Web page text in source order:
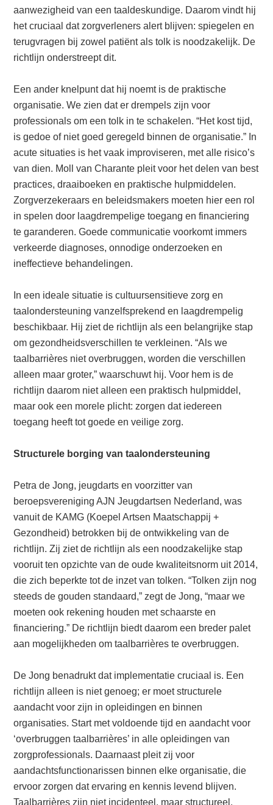
aanwezigheid van een taaldeskundige. Daarom vindt hij
het cruciaal dat zorgverleners alert blijven: spiegelen en
terugvragen bij zowel patiënt als tolk is noodzakelijk. De
richtlijn onderstreept dit.
Een ander knelpunt dat hij noemt is de praktische
organisatie. We zien dat er drempels zijn voor
professionals om een tolk in te schakelen. “Het kost tijd,
is gedoe of niet goed geregeld binnen de organisatie.” In
acute situaties is het vaak improviseren, met alle risico’s
van dien. Moll van Charante pleit voor het delen van best
practices, draaiboeken en praktische hulpmiddelen.
Zorgverzekeraars en beleidsmakers moeten hier een rol
in spelen door laagdrempelige toegang en financiering
te garanderen. Goede communicatie voorkomt immers
verkeerde diagnoses, onnodige onderzoeken en
ineffectieve behandelingen.
In een ideale situatie is cultuursensitieve zorg en
taalondersteuning vanzelfsprekend en laagdrempelig
beschikbaar. Hij ziet de richtlijn als een belangrijke stap
om gezondheidsverschillen te verkleinen. “Als we
taalbarrières niet overbruggen, worden die verschillen
alleen maar groter,” waarschuwt hij. Voor hem is de
richtlijn daarom niet alleen een praktisch hulpmiddel,
maar ook een morele plicht: zorgen dat iedereen
toegang heeft tot goede en veilige zorg.
Structurele borging van taalondersteuning
Petra de Jong, jeugdarts en voorzitter van
beroepsvereniging AJN Jeugdartsen Nederland, was
vanuit de KAMG (Koepel Artsen Maatschappij +
Gezondheid) betrokken bij de ontwikkeling van de
richtlijn. Zij ziet de richtlijn als een noodzakelijke stap
vooruit ten opzichte van de oude kwaliteitsnorm uit 2014,
die zich beperkte tot de inzet van tolken. “Tolken zijn nog
steeds de gouden standaard,” zegt de Jong, “maar we
moeten ook rekening houden met schaarste en
financiering.” De richtlijn biedt daarom een breder palet
aan mogelijkheden om taalbarrières te overbruggen.
De Jong benadrukt dat implementatie cruciaal is. Een
richtlijn alleen is niet genoeg; er moet structurele
aandacht voor zijn in opleidingen en binnen
organisaties. Start met voldoende tijd en aandacht voor
‘overbruggen taalbarrières’ in alle opleidingen van
zorgprofessionals. Daarnaast pleit zij voor
aandachtsfunctionarissen binnen elke organisatie, die
ervoor zorgen dat ervaring en kennis levend blijven.
Taalbarrières zijn niet incidenteel, maar structureel.